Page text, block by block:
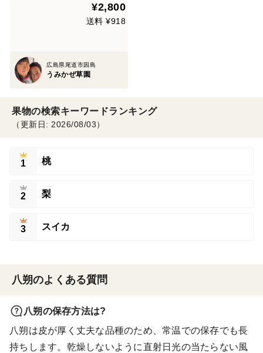
¥2,800
送料 ¥918
広島県尾道市因島
うみかぜ草園
果物の検索キーワードランキング
（更新日: 2026/08/03）
1 桃
2 梨
3 スイカ
八朔のよくある質問
八朔の保存方法は?
八朔は皮が厚く丈夫な品種のため、常温での保存でも長
持ちします。乾燥しないように直射日光の当たらない風